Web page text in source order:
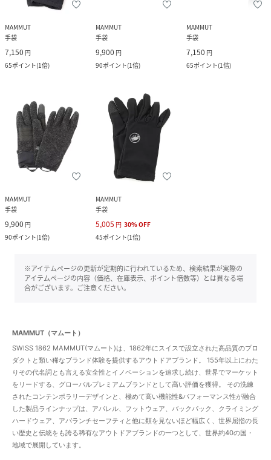
MAMMUT
手袋
7,150 円
65ポイント(1倍)
MAMMUT
手袋
9,900 円
90ポイント(1倍)
MAMMUT
手袋
7,150 円
65ポイント(1倍)
MAMMUT
手袋
9,900 円
90ポイント(1倍)
MAMMUT
手袋
5,005 円 30%OFF
45ポイント(1倍)
※アイテムページの更新が定期的に行われているため、検索結果が実際の
アイテムページの内容（価格、在庫表示、ポイント倍数等）とは異なる場
合がございます。ご注意ください。
MAMMUT（マムート）
SWISS 1862 MAMMUT(マムート)は、1862年にスイスで設立された高品質のプロ
ダクトと類い稀なブランド体験を提供するアウトドアブランド。 155年以上にわた
りその代名詞とも言える安全性とイノベーションを追求し続け、世界でマーケット
をリードする、グローバルプレミアムブランドとして高い評価を獲得。 その洗練
されたコンテンポラリーデザインと、極めて高い機能性&パフォーマンス性が融合
した製品ラインナップは、アパレル、フットウェア、バックパック、クライミング
ハードウェア、アバランチセーフティと他に類を見ないほど幅広く、世界屈指の長
い歴史と伝統をも誇る稀有なアウトドアブランドの一つとして、世界約40の国・
地域で展開しています。